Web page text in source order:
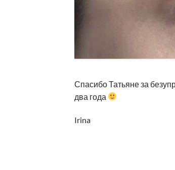
Спасибо Татьяне за
два года
Irina